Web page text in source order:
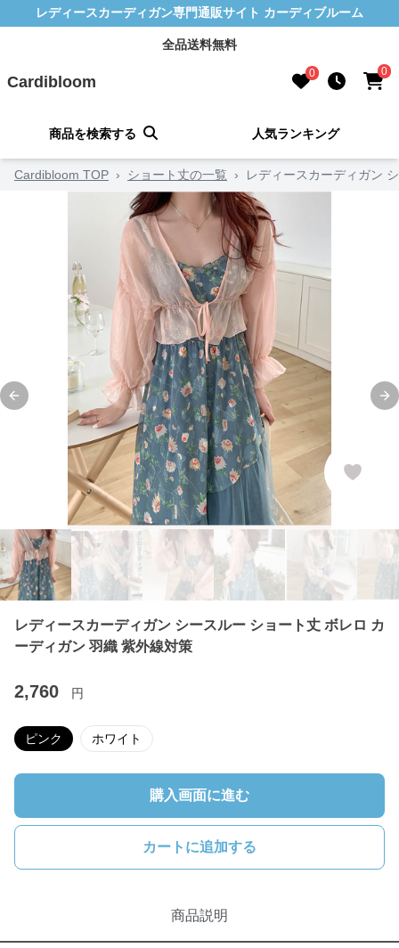
レディースカーディガン専門通販サイト カーディブルーム
全品送料無料
Cardibloom 0 0
商品を検索する 人気ランキング
Cardibloom TOP › ショート丈の一覧 › レディースカーディガン
Previous slide
レディースカーディガン シースルー ショート丈 ボレロ カ
ーディガン 羽織 紫外線対策
2,760 円
ピンク ホワイト
購入画面に進む
カートに追加する
商品説明